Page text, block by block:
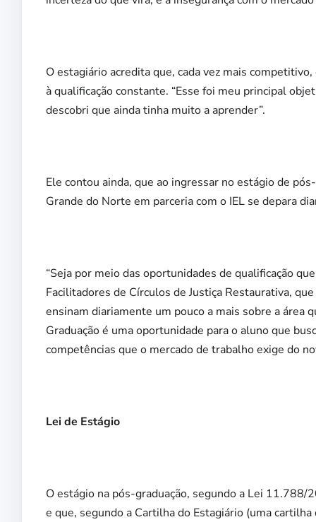
O estagiário acredita que, cada vez mais
à qualificação constante. “Esse foi meu principal
descobri que ainda tinha muito a aprender”.
Ele contou ainda, que ao ingressar no estágio de
Grande do Norte em parceria com o IEL se depara
“Seja por meio das oportunidades de qualificação
Facilitadores de Círculos de Justiça Restaurativa,
ensinam diariamente um pouco a mais sobre a área
Graduação é uma oportunidade para o aluno que
competências que o mercado de trabalho exige do
Lei de Estágio
O estágio na pós-graduação, segundo a Lei
e que, segundo a Cartilha do Estagiário (uma